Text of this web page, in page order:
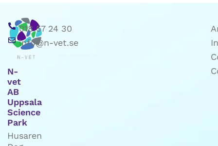
N-
vet
AB
Uppsala
Science
Park
Husaren
018 57 24 30
info@n-vet.se